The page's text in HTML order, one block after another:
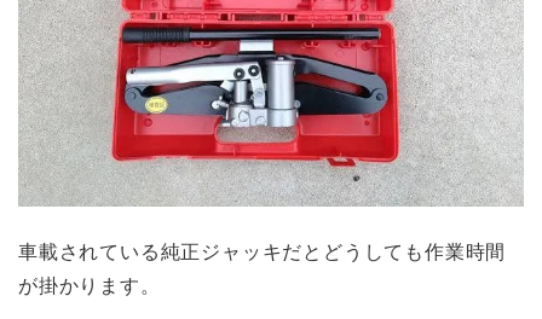
車載されている純正ジャッキだとどうしても作業時間
が掛かります。